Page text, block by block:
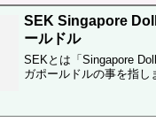
政策は、どんな金融政策
（Quantitativ...
SEK Singapore
ールドル
SEKとは「Singapore
ガポールドルの事を指し